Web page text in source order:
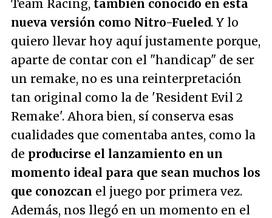
Team Racing, también conocido en esta
nueva versión como Nitro-Fueled. Y lo
quiero llevar hoy aquí justamente porque,
aparte de contar con el "handicap" de ser
un remake, no es una reinterpretación
tan original como la de 'Resident Evil 2
Remake'. Ahora bien, sí conserva esas
cualidades que comentaba antes, como la
de producirse el lanzamiento en un
momento ideal para que sean muchos los
que conozcan el juego por primera vez.
Además, nos llegó en un momento en el